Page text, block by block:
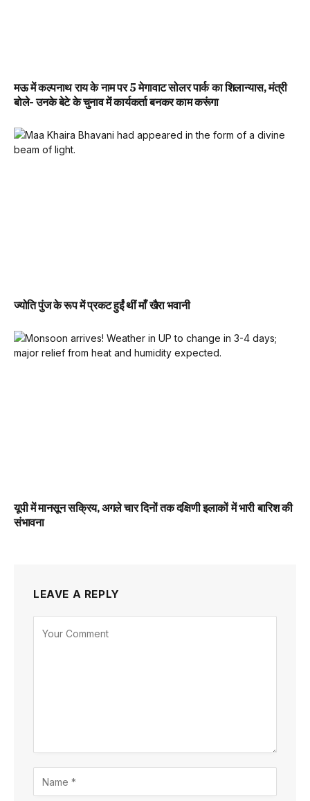
मऊ में कल्पनाथ राय के नाम पर 5 मेगावाट सोलर पार्क का शिलान्यास, मंत्री
बोले- उनके बेटे के चुनाव में कार्यकर्ता बनकर काम करूंगा
ज्योति पुंज के रूप में प्रकट हुईं थीं माँ खैरा भवानी
यूपी में मानसून सक्रिय, अगले चार दिनों तक दक्षिणी इलाकों में भारी बारिश की
संभावना
LEAVE A REPLY